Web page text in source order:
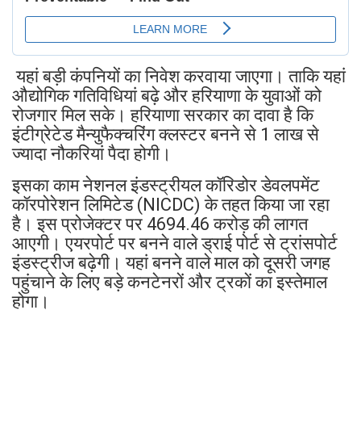
यहां बड़ी कंपनियों का निवेश करवाया जाएगा। ताकि यहां
औद्योगिक गतिविधियां बढ़े और हरियाणा के युवाओं को
रोजगार मिल सके। हरियाणा सरकार का दावा है कि
इंटीग्रेटेड मैन्युफैक्चरिंग क्लस्टर बनने से 1 लाख से
ज्यादा नौकरियां पैदा होगी।
इसका काम नेशनल इंडस्ट्रीयल कॉरिडोर डेवलपमेंट
कॉरपोरेशन लिमिटेड (NICDC) के तहत किया जा रहा
है। इस प्रोजेक्टर पर 4694.46 करोड़ की लागत
आएगी। एयरपोर्ट पर बनने वाले ड्राई पोर्ट से ट्रांसपोर्ट
इंडस्ट्रीज बढ़ेगी। यहां बनने वाले माल को दूसरी जगह
पहुंचाने के लिए बड़े कनटेनरों और ट्रकों का इस्तेमाल
होगा।